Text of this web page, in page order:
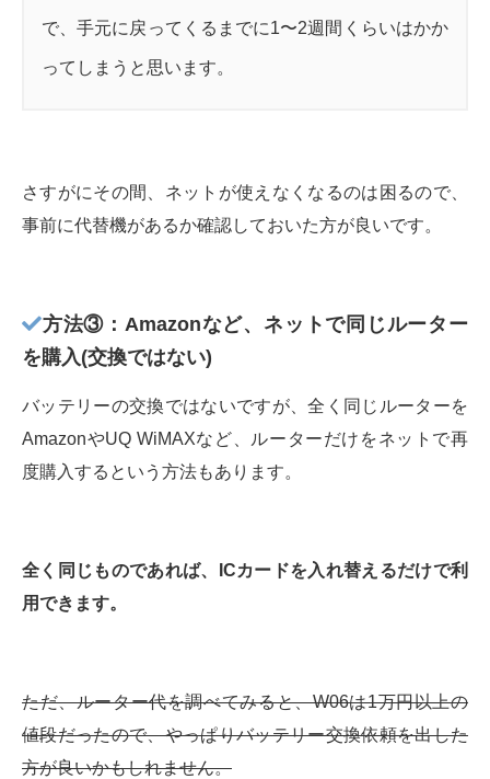
で、手元に戻ってくるまでに1〜2週間くらいはかか
ってしまうと思います。
さすがにその間、ネットが使えなくなるのは困るので、
事前に代替機があるか確認しておいた方が良いです。
方法③：Amazonなど、ネットで同じルーター
を購入(交換ではない)
バッテリーの交換ではないですが、全く同じルーターを
AmazonやUQ WiMAXなど、ルーターだけをネットで再
度購入するという方法もあります。
全く同じものであれば、ICカードを入れ替えるだけで利
用できます。
ただ、ルーター代を調べてみると、W06は1万円以上の
値段だったので、やっぱりバッテリー交換依頼を出した
方が良いかもしれません。